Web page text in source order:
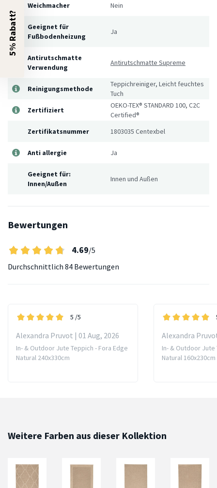
Weichmacher Nein
Geeignet für
Fußbodenheizung
Ja
Antirutschmatte
Verwendung
Antirutschmatte Supreme
Reinigungsmethode
Teppichreiniger, Leicht feuchtes
Tuch
Zertifiziert
OEKO-TEX® STANDARD 100, C2C
Certified®
Zertifikatsnummer
1803035 Centexbel
Anti allergie Ja
Geeignet für:
Innen/Außen
Innen und Außen
Bewertungen
4.69/5
Durchschnittlich 84 Bewertungen
5 /5
Alexandra Pruvot | 01 Aug, 2026
In- & Outdoor Jute Teppich - Fora Edge
Natural 240x330cm
Alexandra
In- & Outdoor Jute
Natural 160x230cm
Weitere Farben aus dieser Kollektion
5% Rabatt?